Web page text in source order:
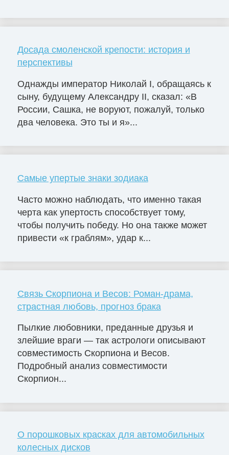
Досада смоленской крепости: история и
перспективы
Однажды император Николай I, обращаясь к
сыну, будущему Александру II, сказал: «В
России, Сашка, не воруют, пожалуй, только
два человека. Это ты и я»...
Самые упертые знаки зодиака
Часто можно наблюдать, что именно такая
черта как упертость способствует тому,
чтобы получить победу. Но она также может
привести «к граблям», удар к...
Связь Скорпиона и Весов: Роман-драма,
страстная любовь, прогноз брака
Пылкие любовники, преданные друзья и
злейшие враги — так астрологи описывают
совместимость Скорпиона и Весов.
Подробный анализ совместимости
Скорпион...
О порошковых красках для автомобильных
колесных дисков